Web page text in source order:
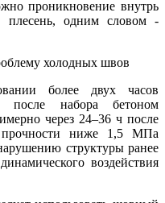
проникновение внутрь
плесень, одним словом -
холодных швов
более двух часов
после набора бетоном
через 24–36 ч после
прочности ниже 1,5 МПа
структуры ранее
воздействия